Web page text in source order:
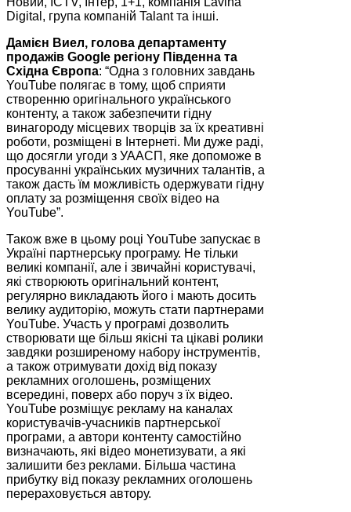
Digital, група компаній Talant та інші.
Дамієн Виел, голова департаменту
продажів Google регіону Південна та
Східна Європа: “Одна з головних завдань
YouTube полягає в тому, щоб сприяти
створенню оригінального українського
контенту, а також забезпечити гідну
винагороду місцевих творців за їх креативні
роботи, розміщені в Інтернеті. Ми дуже раді,
що досягли угоди з УААСП, яке допоможе в
просуванні українських музичних талантів, а
також дасть їм можливість одержувати гідну
оплату за розміщення своїх відео на
YouTube”.
Також вже в цьому році YouTube запускає в
Україні партнерську програму. Не тільки
великі компанії, але і звичайні користувачі,
які створюють оригінальний контент,
регулярно викладають його і мають досить
велику аудиторію, можуть стати партнерами
YouTube. Участь у програмі дозволить
створювати ще більш якісні та цікаві ролики
завдяки розширеному набору інструментів,
а також отримувати дохід від показу
рекламних оголошень, розміщених
всередині, поверх або поруч з їх відео.
YouTube розміщує рекламу на каналах
користувачів-учасників партнерської
програми, а автори контенту самостійно
визначають, які відео монетизувати, а які
залишити без реклами. Більша частина
прибутку від показу рекламних оголошень
перераховується автору.